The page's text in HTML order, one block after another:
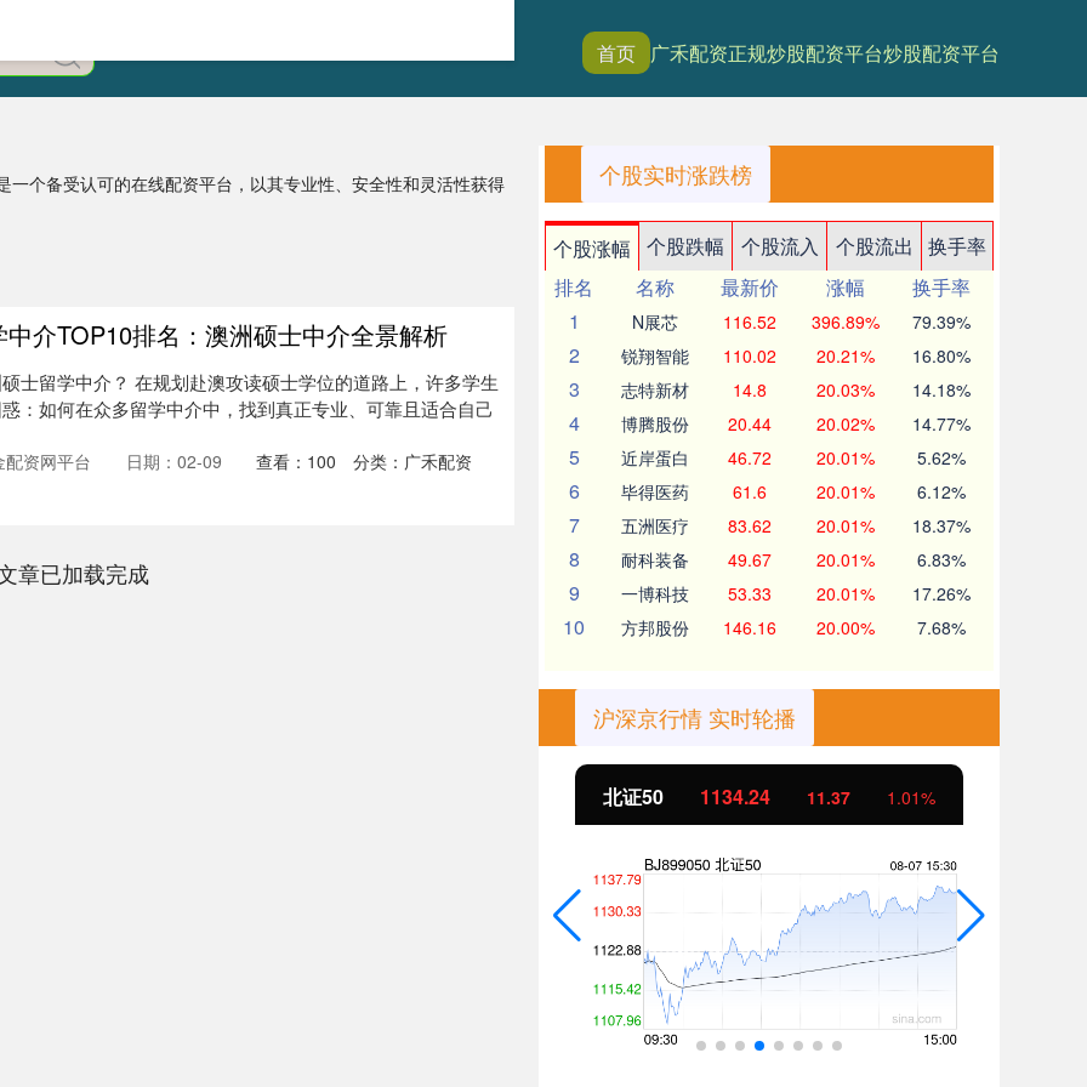
首页 广禾配资正规炒股配资平台炒股配资平台
个备受认可的在线配资平台，以其专业性、安全性和灵活性获得
介TOP10排名：澳洲硕士中介全景解析
士留学中介？ 在规划赴澳攻读硕士学位的道路上，许多学生
：如何在众多留学中介中，找到真正专业、可靠且适合自己
资网平台 日期：02-09 查看： 100 分类： 广禾配资
章已加载完成
个股实时涨跌榜
个股涨幅 个股跌幅 个股流入 个股流出
换手率
排名
名称 最新价 涨幅
换手率
1
N展芯 116.52 396.89% 79.39%
2 锐翔智能 110.02 20.21% 16.80%
3 志特新材 14.8 20.03% 14.18%
4 博腾股份 20.44 20.02% 14.77%
5 近岸蛋白 46.72 20.01% 5.62%
6 毕得医药 61.6 20.01% 6.12%
7 五洲医疗 83.62 20.01% 18.37%
8 耐科装备 49.67 20.01% 6.83%
9 一博科技 53.33 20.01% 17.26%
10 方邦股份 146.16 20.00% 7.68%
沪深京行情 实时轮播
北证50 1134.24 11.37 1.01%